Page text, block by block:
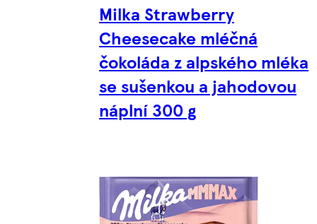
Milka Strawberry
Cheesecake mléčná
čokoláda z alpského mléka
se sušenkou a jahodovou
náplní 300 g